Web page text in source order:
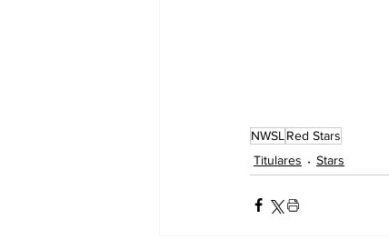
NWSL Red Stars
Titulares
Stars